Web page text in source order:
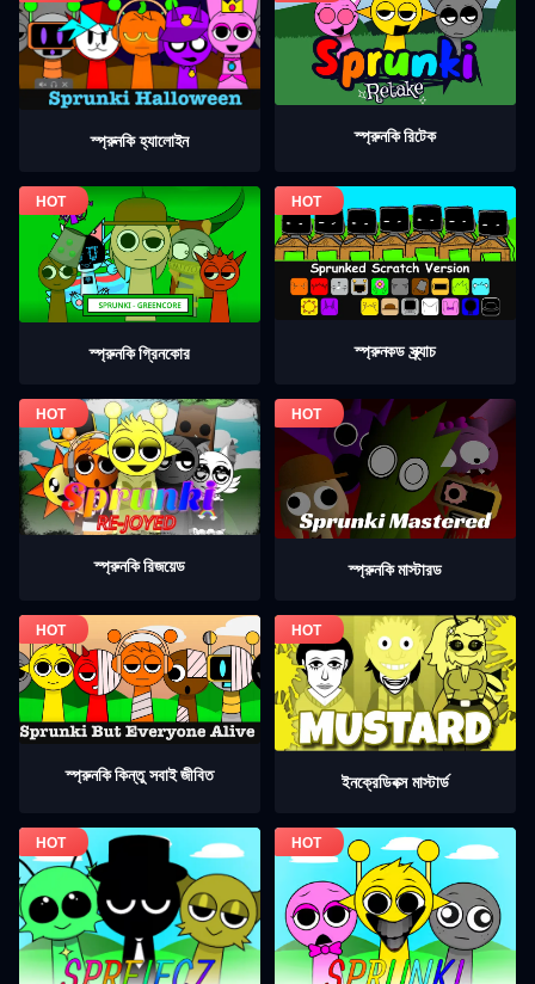
স্প্রুনকি হ্যালোইন স্প্রুনকি রিটেক
স্প্রুনকি গ্রিনকোর স্প্রুনকড স্ক্র্যাচ
স্প্রুনকি রিজয়েড স্প্রুনকি মাস্টারড
স্প্রুনকি কিন্তু সবাই জীবিত ইনক্রেডিবক্স মাস্টার্ড